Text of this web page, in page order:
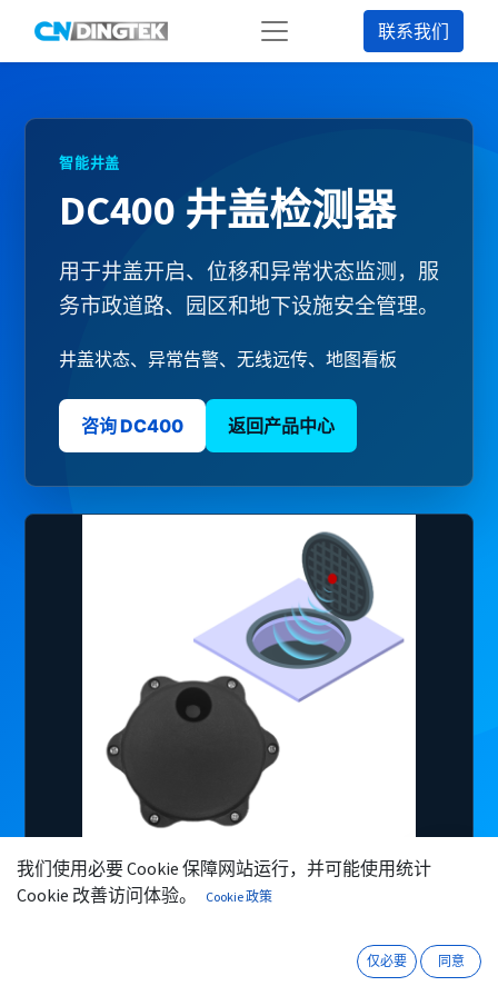
联系我们
智能井盖
DC400 井盖检测器
用于井盖开启、位移和异常状态监测，服
务市政道路、园区和地下设施安全管理。
井盖状态、异常告警、无线远传、地图看板
咨询 DC400 返回产品中心
我们使用必要 Cookie 保障网站运行，并可能使用统计
Cookie 改善访问体验。
Cookie 政策
仅必要 同意